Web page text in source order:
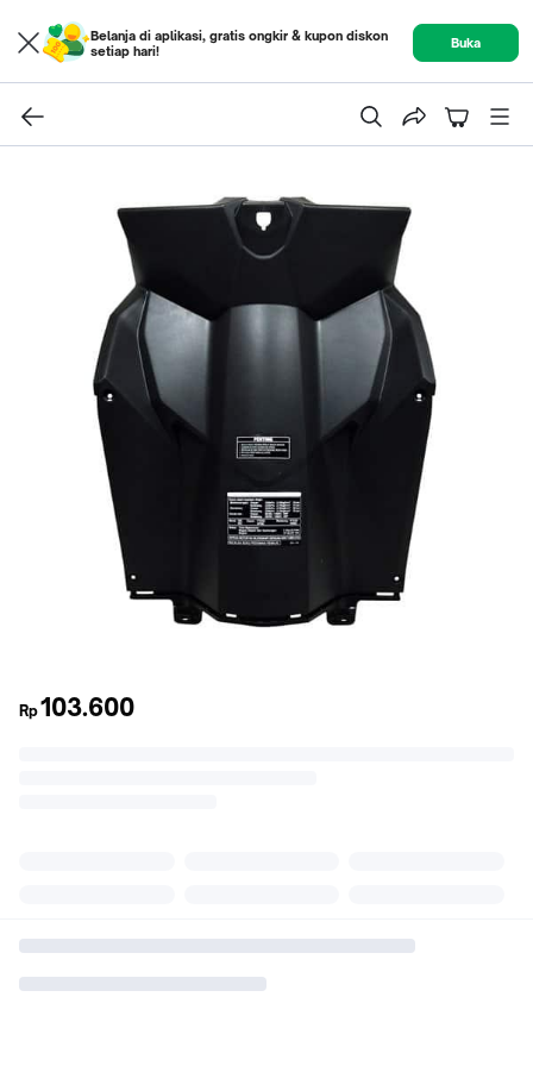
Belanja di aplikasi, gratis ongkir & kupon diskon
setiap hari!
Buka
Rp103.600